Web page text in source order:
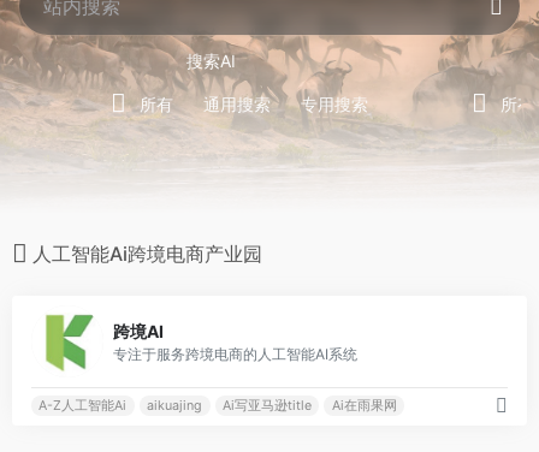
搜索AI
所有 通用搜索 专用搜索 所有
人工智能Ai跨境电商产业园
跨境AI
专注于服务跨境电商的人工智能AI系统
A-Z人工智能Ai aikuajing Ai写亚马逊title Ai在雨果网